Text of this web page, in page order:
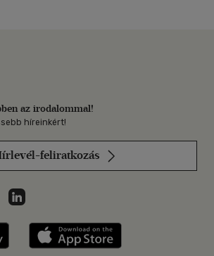
az irodalommal!
híreinkért!
feliratkozás
on
az Instagramon
Libri a LinkedInen
Libri applikáció Szerezd meg: Google